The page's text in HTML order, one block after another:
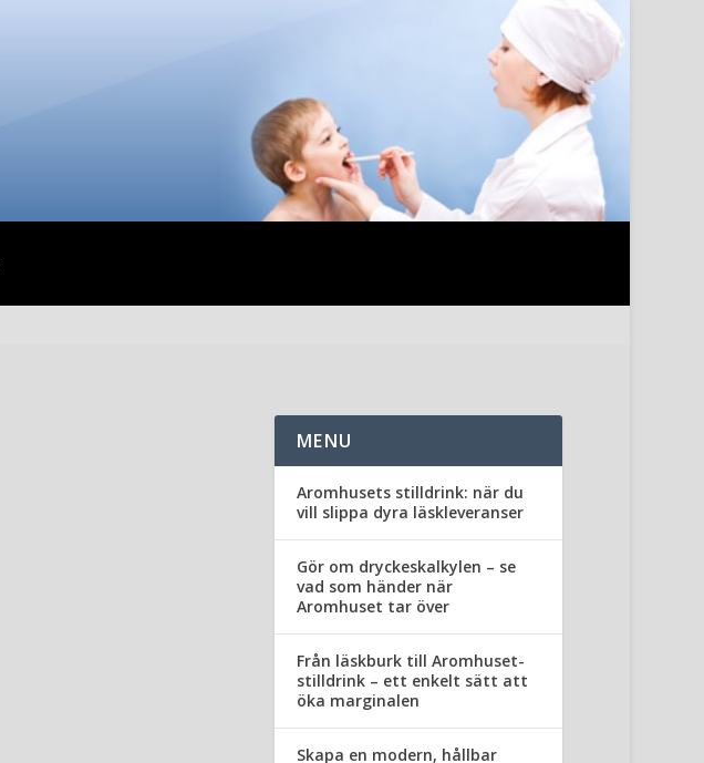
MENU
Aromhusets stilldrink: när du
vill slippa dyra läskleveranser
Gör om dryckeskalkylen – se
vad som händer när
Aromhuset tar över
Från läskburk till Aromhuset-
stilldrink – ett enkelt sätt att
öka marginalen
Skapa en modern, hållbar